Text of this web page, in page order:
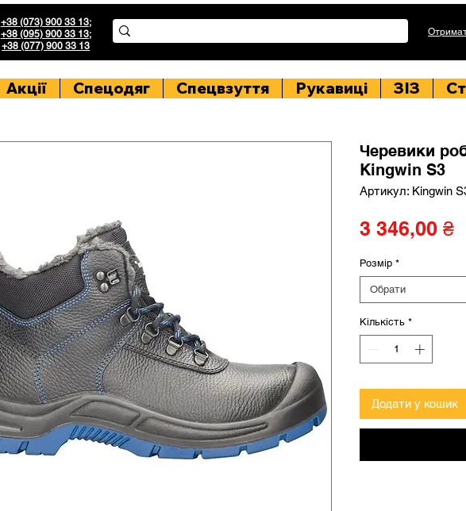
+38 (073) 900 33 13;
+38 (095) 900 33 13;
+38 (077) 900 33 13
Акції Спецодяг Спецвзуття Рукавиці ЗІЗ
Черевики
Kingwin S3
Артикул: Kingwin
3 346,00 ₴
Розмір *
Обрати
Кількість *
Додати у кошик